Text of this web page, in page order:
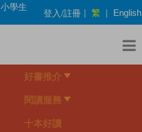
小學生
登入/註冊 | 繁 | English
好書推介
閱讀服務
十本好讀